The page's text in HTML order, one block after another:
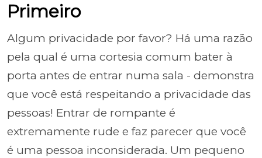
Primeiro
Algum privacidade por favor? Há uma razão
pela qual é uma cortesia comum bater à
porta antes de entrar numa sala - demonstra
que você está respeitando a privacidade das
pessoas! Entrar de rompante é
extremamente rude e faz parecer que você
é uma pessoa inconsiderada. Um pequeno